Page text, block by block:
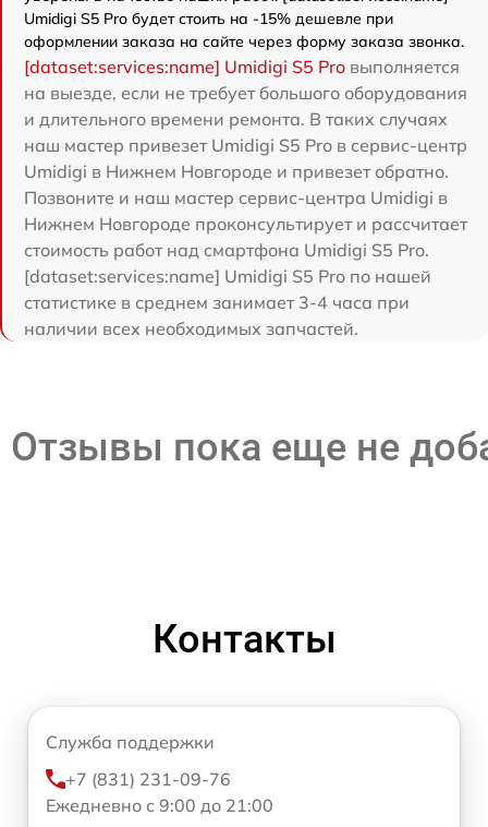
Umidigi S5 Pro будет стоить на -15% дешевле при
оформлении заказа на сайте через форму заказа звонка.
[dataset:services:name] Umidigi S5 Pro выполняется
на выезде, если не требует большого оборудования
и длительного времени ремонта. В таких случаях
наш мастер привезет Umidigi S5 Pro в сервис-центр
Umidigi в Нижнем Новгороде и привезет обратно.
Позвоните и наш мастер сервис-центра Umidigi в
Нижнем Новгороде проконсультирует и рассчитает
стоимость работ над смартфона Umidigi S5 Pro.
[dataset:services:name] Umidigi S5 Pro по нашей
статистике в среднем занимает 3-4 часа при
наличии всех необходимых запчастей.
Отзывы пока еще не
Контакты
Служба поддержки
+7 (831) 231-09-76
Ежедневно с 9:00 до 21:00